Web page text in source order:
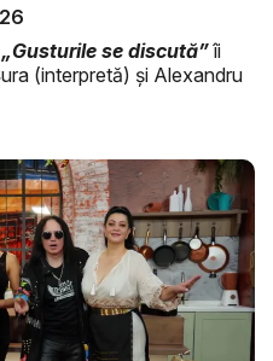
„Gusturile se discută”îi
(interpretă) și Alexandru